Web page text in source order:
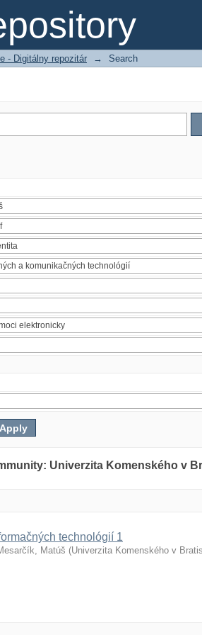
- Digitálny repozitár → Search
Univerzita Komenského v
technológií 1
Matúš (Univerzita Komenského v